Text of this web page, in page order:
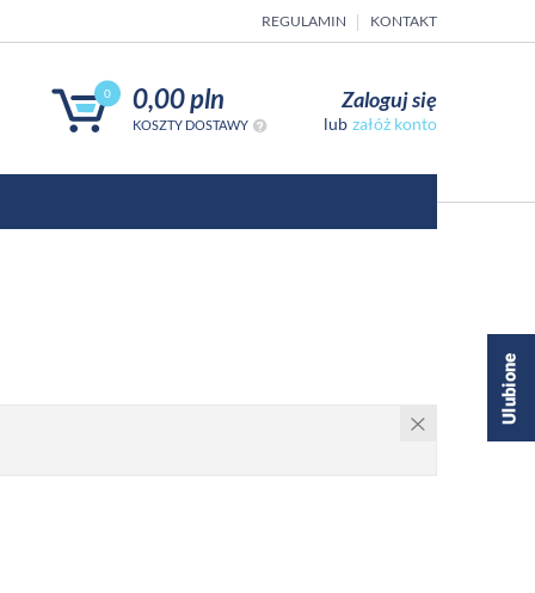
REGULAMIN KONTAKT
0 0,00 pln
KOSZTY DOSTAWY
Zaloguj się
załóż konto